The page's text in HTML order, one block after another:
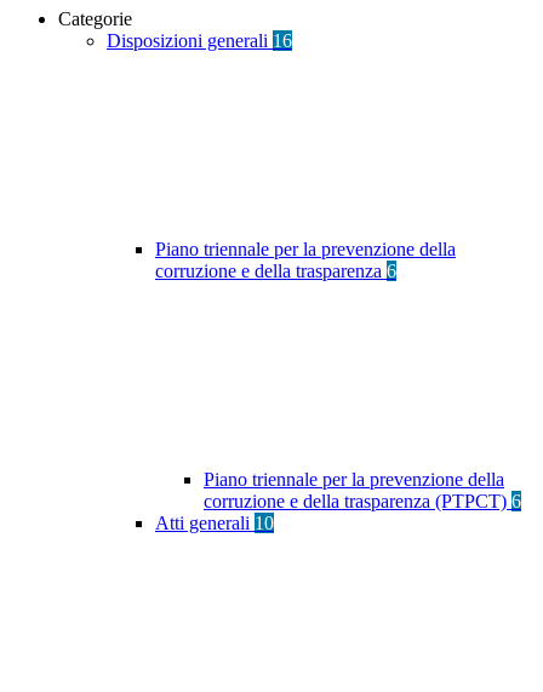
Categorie
Disposizioni generali 16
Piano triennale per la prevenzione della
corruzione e della trasparenza 6
Piano triennale per la prevenzione della
corruzione e della trasparenza (PTPCT) 6
Atti generali 10